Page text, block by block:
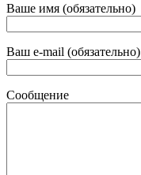
Ваше имя (обязательно)
Ваш e-mail (обязательно)
Сообщение